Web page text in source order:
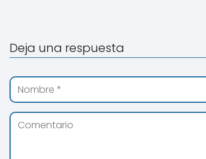
Deja una respuesta